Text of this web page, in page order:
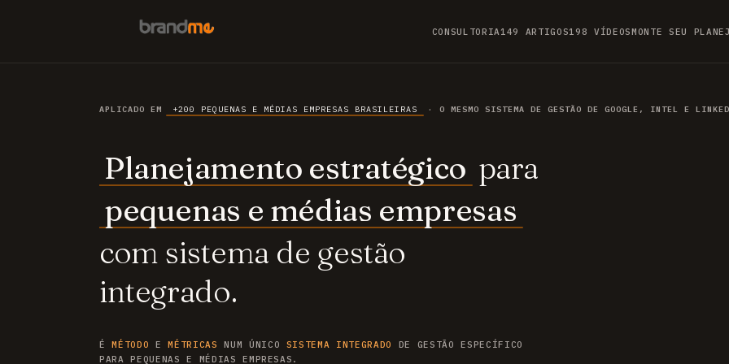
CONSULTORIA149 ARTIGOS198 VÍDEOSMONTE SEU
APLICADO EM +200 PEQUENAS E MÉDIAS EMPRESAS BRASILEIRAS · O MESMO SISTEMA DE GESTÃO DE GOOGLE, INTEL E
Planejamento estratégico para
pequenas e médias empresas
com sistema de gestão
integrado.
ÉMÉTODO EMÉTRICAS NUM ÚNICO SISTEMA INTEGRADO
DE GESTÃO ESPECÍFICO
PARA PEQUENAS E MÉDIAS EMPRESAS.